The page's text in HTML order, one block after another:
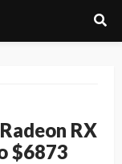
RX
$6873